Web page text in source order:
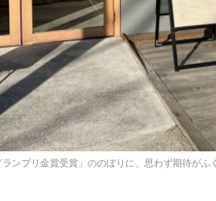
ンプリ金賞受賞」ののぼりに、思わず期待がふ